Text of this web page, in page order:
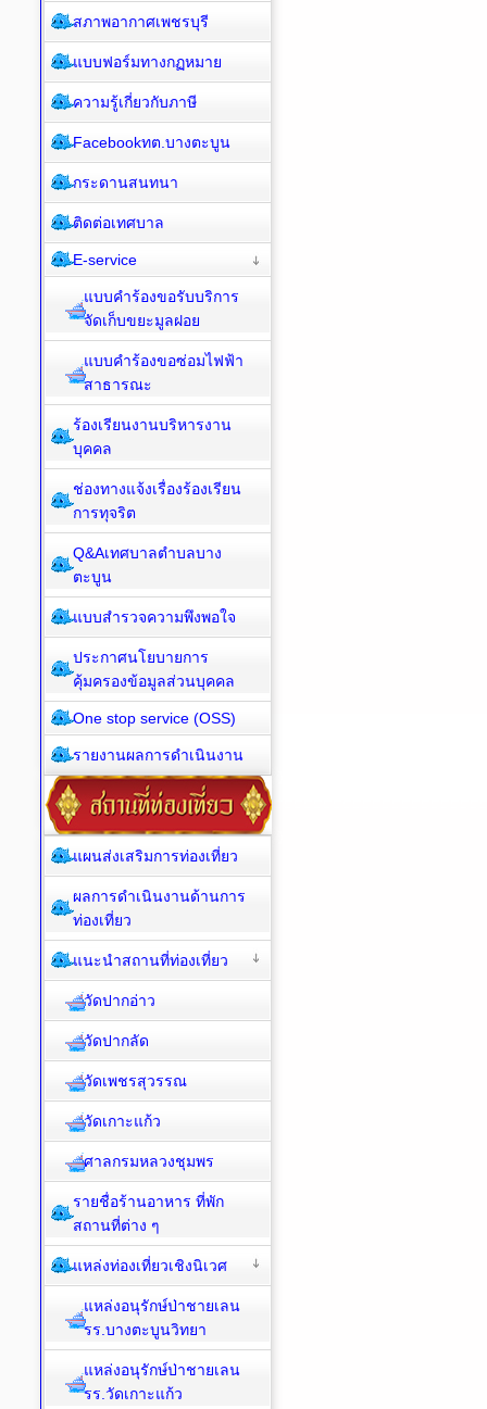
สภาพอากาศเพชรบุรี
แบบฟอร์มทางกฏหมาย
ความรู้เกี่ยวกับภาษี
Facebookทต.บางตะบูน
กระดานสนทนา
ติดต่อเทศบาล
E-service
แบบคำร้องขอรับบริการ
จัดเก็บขยะมูลฝอย
แบบคำร้องขอซ่อมไฟฟ้า
สาธารณะ
ร้องเรียนงานบริหารงาน
บุคคล
ช่องทางแจ้งเรื่องร้องเรียน
การทุจริต
Q&Aเทศบาลตำบลบาง
ตะบูน
แบบสำรวจความพึงพอใจ
ประกาศนโยบายการ
คุ้มครองข้อมูลส่วนบุคคล
One stop service (OSS)
รายงานผลการดำเนินงาน
แผนส่งเสริมการท่องเที่ยว
ผลการดำเนินงานด้านการ
ท่องเที่ยว
แนะนำสถานที่ท่องเที่ยว
วัดปากอ่าว
วัดปากลัด
วัดเพชรสุวรรณ
วัดเกาะแก้ว
ศาลกรมหลวงชุมพร
รายชื่อร้านอาหาร ที่พัก
สถานที่ต่าง ๆ
แหล่งท่องเที่ยวเชิงนิเวศ
แหล่งอนุรักษ์ป่าชายเลน
รร.บางตะบูนวิทยา
แหล่งอนุรักษ์ป่าชายเลน
รร.วัดเกาะแก้ว